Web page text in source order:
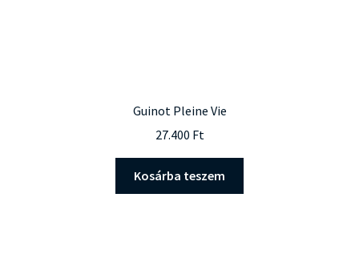
Guinot Pleine Vie
27.400 Ft
Kosárba teszem